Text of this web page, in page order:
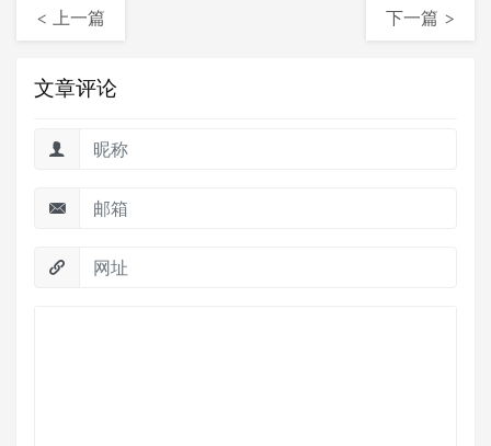
< 上一篇 下一篇 >
文章评论